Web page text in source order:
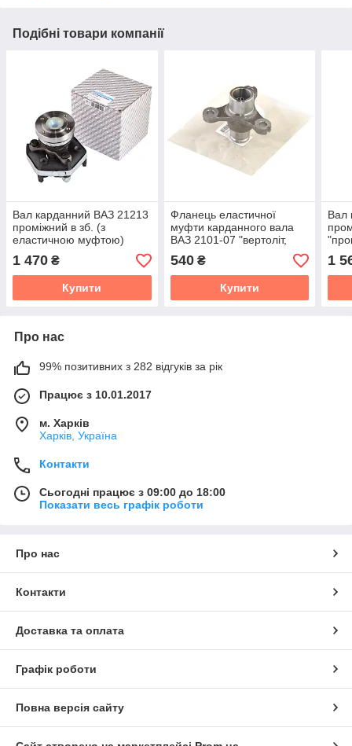
Подібні товари компанії
Вал карданний ВАЗ 21213
проміжний в зб. (з
еластичною муфтою)
"промкардан"
1 470 ₴
Купити
Фланець еластичної
муфти карданного вала
ВАЗ 2101-07 "вертоліт,
балерина"
540₴
Купити
Вал
1
Про нас
99% позитивних з 282 відгуків за рік
Працює з 10.01.2017
м. Харків
Харків, Україна
Контакти
Сьогодні працює з 09:00 до 18:00
Показати весь графік роботи
Про нас
Контакти
Доставка та оплата
Графік роботи
Повна версія сайту